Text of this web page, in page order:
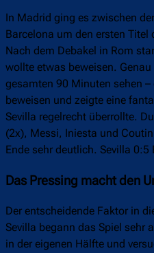
In Madrid ging es zwischen
Barcelona um den ersten Titel
Nach dem Debakel in Rom
wollte etwas beweisen.
gesamten 90 Minuten sehen
beweisen und zeigte eine
Sevilla regelrecht überrollte.
(2x), Messi, Iniesta und
Ende sehr deutlich. Sevilla 0:5
Das Pressing macht den
Der entscheidende Faktor in
Sevilla begann das Spiel sehr
in der eigenen Hälfte und